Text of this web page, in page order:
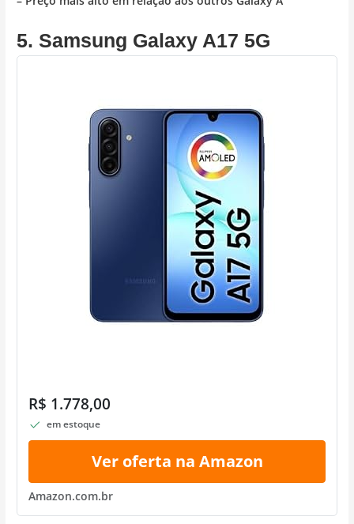
5. Samsung Galaxy A17 5G
R$ 1.778,00
em estoque
Ver oferta na Amazon
Amazon.com.br